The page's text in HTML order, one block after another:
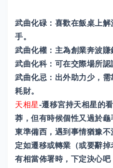
武曲化碌：喜歡在飯桌上
手。
武曲化權：主為創業奔波賺
武曲化科：可在交際場所認
武曲化忌：出外助力少，
耗財。
天相星-遷移宮持天相星的
莽，但有時候個性又過於
東準備西，遇到事情猶豫
定如遷移或轉業（或要辭
有相當佈署時，下定決心